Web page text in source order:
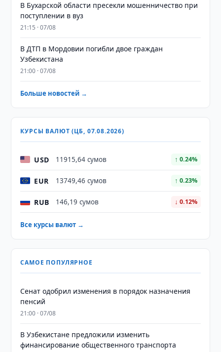
В Бухарской области пресекли мошенничество при
поступлении в вуз
21:15 · 07/08
В ДТП в Мордовии погибли двое граждан
Узбекистана
21:00 · 07/08
Больше новостей →
КУРСЫ ВАЛЮТ (ЦБ, 07.08.2026)
USD 11915,64 сумов ↑ 0.24%
EUR 13749,46 сумов ↑ 0.23%
RUB 146,19 сумов ↓ 0.12%
Все курсы валют →
САМОЕ ПОПУЛЯРНОЕ
Сенат одобрил изменения в порядок назначения
пенсий
21:00 · 07/08
В Узбекистане предложили изменить
финансирование общественного транспорта